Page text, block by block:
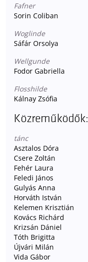
Fafner
Sorin Coliban
Woglinde
Sáfár Orsolya
Wellgunde
Fodor Gabriella
Flosshilde
Kálnay Zsófia
Közreműködők:
tánc
Asztalos Dóra
Csere Zoltán
Fehér Laura
Feledi János
Gulyás Anna
Horváth István
Kelemen Krisztián
Kovács Richárd
Krizsán Dániel
Tóth Brigitta
Újvári Milán
Vida Gábor